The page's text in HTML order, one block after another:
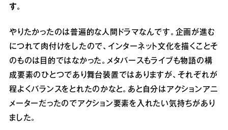
す。
やりたかったのは普遍的な人間ドラマなんです。企画が進む
につれて肉付けをしたので、インターネット文化を描くことそ
のものは目的ではなかった。メタバースもライブも物語の構
成要素のひとつであり舞台装置ではありますが、それぞれが
程よくバランスをとれたのかなと。あと自分はアクションアニ
メーターだったのでアクション要素を入れたい気持ちがあり
ました。